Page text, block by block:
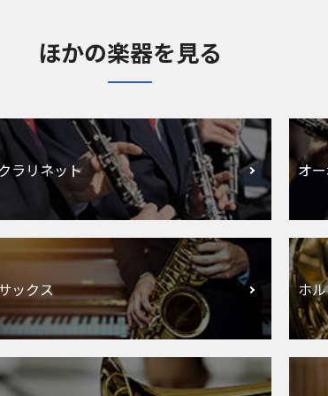
ほかの楽器を見る
ラリネット オ
ックス ホ